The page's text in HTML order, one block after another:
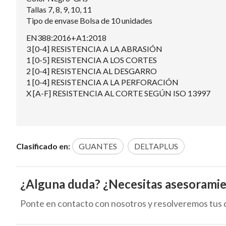
Tallas 7, 8, 9, 10, 11
Tipo de envase Bolsa de 10 unidades
EN388:2016+A1:2018
3 [0-4] RESISTENCIA A LA ABRASIÓN
1 [0-5] RESISTENCIA A LOS CORTES
2 [0-4] RESISTENCIA AL DESGARRO
1 [0-4] RESISTENCIA A LA PERFORACIÓN
X [A-F] RESISTENCIA AL CORTE SEGÚN ISO 13997
Clasificado en: GUANTES DELTAPLUS
¿Alguna duda? ¿Necesitas
Ponte en contacto con nosotros y resolveremos tus